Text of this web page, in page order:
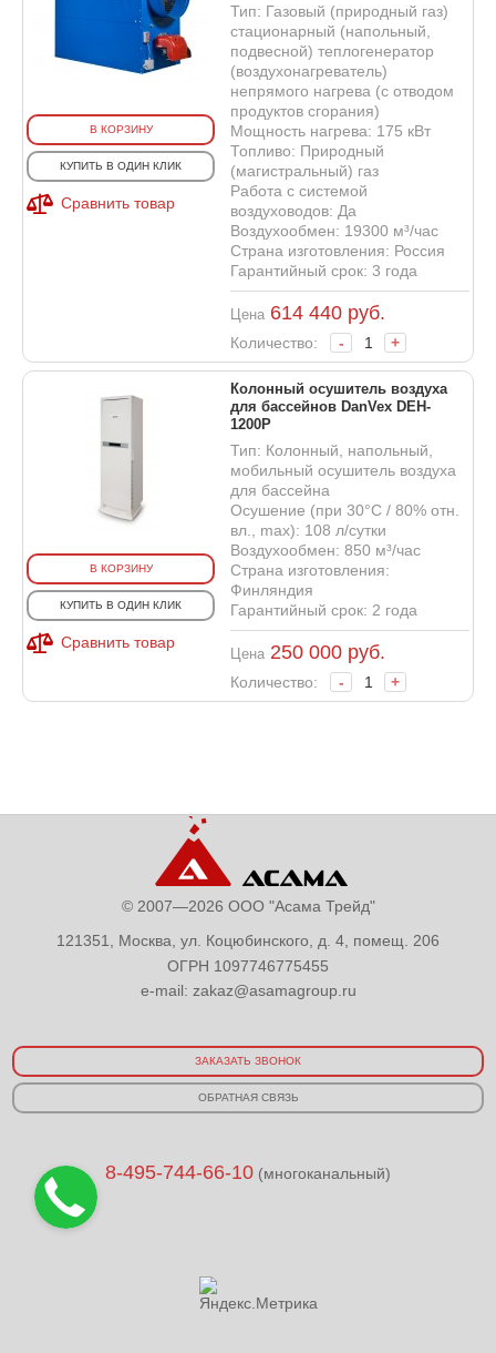
В КОРЗИНУ
КУПИТЬ В ОДИН КЛИК
Сравнить товар
Тип: Газовый (природный газ)
стационарный (напольный,
подвесной) теплогенератор
(воздухонагреватель)
непрямого нагрева (с отводом
продуктов сгорания)
Мощность нагрева: 175 кВт
Топливо: Природный
(магистральный) газ
Работа с системой
воздуховодов: Да
Воздухообмен: 19300 м³/час
Страна изготовления: Россия
Гарантийный срок: 3 года
Цена 614 440 руб.
Количество: - +
В КОРЗИНУ
КУПИТЬ В ОДИН КЛИК
Сравнить товар
Колонный осушитель воздуха
для бассейнов DanVex DEH-
1200P
Тип: Колонный, напольный,
мобильный осушитель воздуха
для бассейна
Осушение (при 30°С / 80% отн.
вл., max): 108 л/сутки
Воздухообмен: 850 м³/час
Страна изготовления:
Финляндия
Гарантийный срок: 2 года
Цена 250 000 руб.
Количество: - +
© 2007—2026 ООО "Асама Трейд"
121351, Москва, ул. Коцюбинского, д. 4, помещ. 206
ОГРН 1097746775455
e-mail: zakaz@asamagroup.ru
ЗАКАЗАТЬ ЗВОНОК
ОБРАТНАЯ СВЯЗЬ
8-495-744-66-10 (многоканальный)